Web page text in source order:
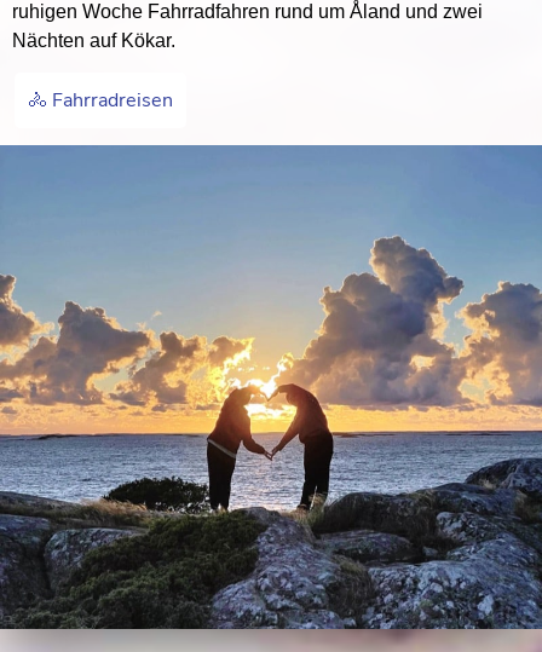
ruhigen Woche Fahrradfahren rund um Åland und zwei
Nächten auf Kökar.
🚴 Fahrradreisen